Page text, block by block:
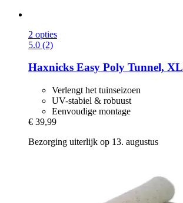
2 opties
5.0 (2)
Haxnicks Easy Poly Tunnel, XL
Verlengt het tuinseizoen
UV-stabiel & robuust
Eenvoudige montage
€ 39,99
Bezorging uiterlijk op 13. augustus